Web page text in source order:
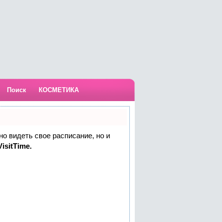
Поиск КОСМЕТИКА
видеть свое расписание, но и